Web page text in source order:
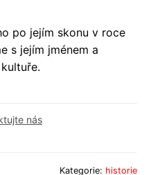
po jejím skonu v roce
s jejím jménem a
nás
Kategorie: historie